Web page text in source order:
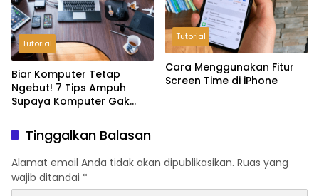
Tutorial
Biar Komputer Tetap
Ngebut! 7 Tips Ampuh
Supaya Komputer Gak
Tutorial
Cara Menggunakan Fitur
Screen Time di iPhone
Tinggalkan Balasan
Alamat email Anda tidak akan dipublikasikan. Ruas yang
wajib ditandai *